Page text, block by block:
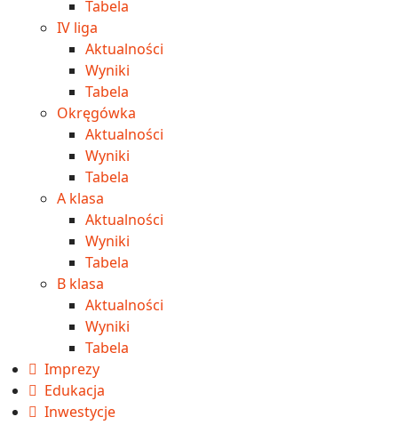
Tabela
IV liga
Aktualności
Wyniki
Tabela
Okręgówka
Aktualności
Wyniki
Tabela
A klasa
Aktualności
Wyniki
Tabela
B klasa
Aktualności
Wyniki
Tabela
Imprezy
Edukacja
Inwestycje